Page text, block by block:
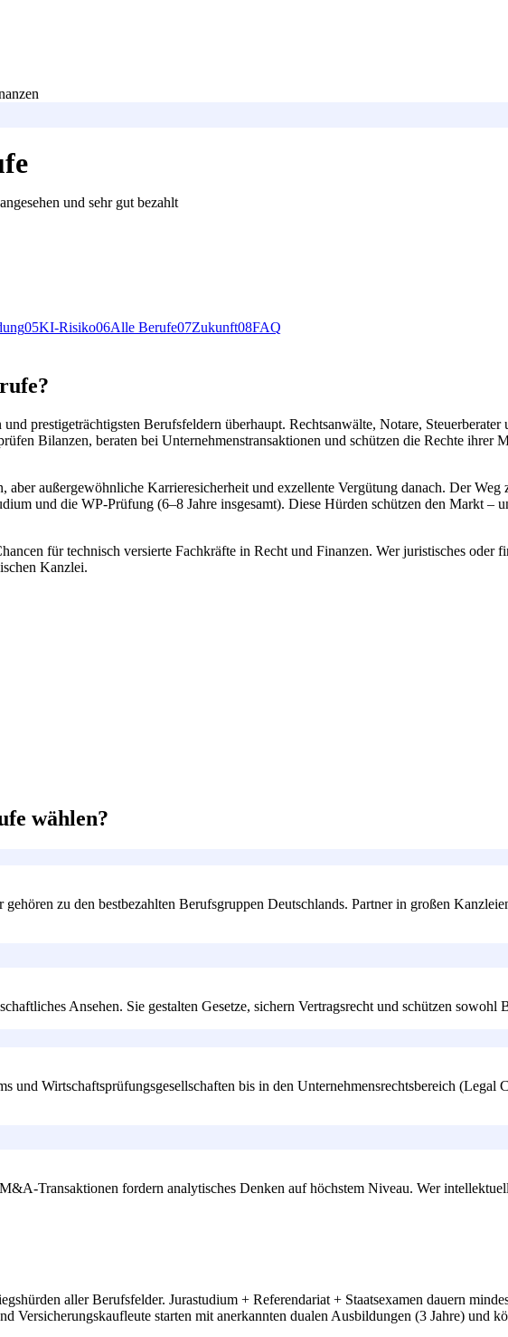
und sehr gut bezahlt
05KI-Risiko06Alle Berufe07Zukunft08FAQ
prestigeträchtigsten Berufsfeldern überhaupt. Rechtsanwälte, Notare,
Bilanzen, beraten bei Unternehmenstransaktionen und schützen die Rechte
aber außergewöhnliche Karrieresicherheit und exzellente Vergütung danach. Der
und die WP-Prüfung (6–8 Jahre insgesamt). Diese Hürden schützen den Markt –
für technisch versierte Fachkräfte in Recht und Finanzen. Wer juristisches
Kanzlei.
wählen?
zu den bestbezahlten Berufsgruppen Deutschlands. Partner in großen
Ansehen. Sie gestalten Gesetze, sichern Vertragsrecht und schützen
und Wirtschaftsprüfungsgesellschaften bis in den Unternehmensrechtsbereich (Legal
Transaktionen fordern analytisches Denken auf höchstem Niveau. Wer
aller Berufsfelder. Jurastudium + Referendariat + Staatsexamen dauern
Versicherungskaufleute starten mit anerkannten dualen Ausbildungen (3 Jahre) und